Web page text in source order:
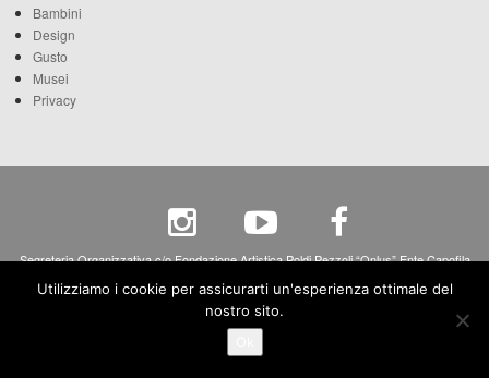
Bambini
Design
Gusto
Musei
Privacy
Segreteria Organizzativa c/o Fondazione Artistica Poldi Pezzoli “Onlus” Ente Capofila
Utilizziamo i cookie per assicurarti un'esperienza ottimale del
nostro sito.